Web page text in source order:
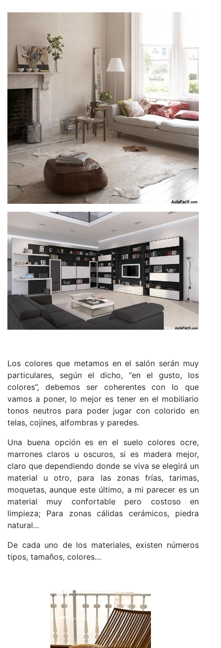
Los colores que metamos en el salón serán muy
particulares, según el dicho, “en el gusto, los
colores”, debemos ser coherentes con lo que
vamos a poner, lo mejor es tener en el mobiliario
tonos neutros para poder jugar con colorido en
telas, cojines, alfombras y paredes.
Una buena opción es en el suelo colores ocre,
marrones claros u oscuros, si es madera mejor,
claro que dependiendo donde se viva se elegirá un
material u otro, para las zonas frías, tarimas,
moquetas, aunque este último, a mi parecer es un
material muy confortable pero costoso en
limpieza; Para zonas cálidas cerámicos, piedra
natural...
De cada uno de los materiales, existen números
tipos, tamaños, colores…